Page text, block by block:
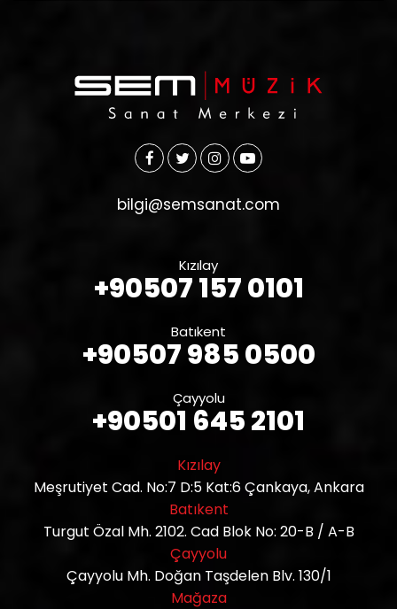
bilgi@semsanat.com
Kızılay
+90507 157 0101
Batıkent
+90507 985 0500
Çayyolu
+90501 645 2101
Kızılay
Meşrutiyet Cad. No:7 D:5 Kat:6 Çankaya, Ankara
Batıkent
Turgut Özal Mh. 2102. Cad Blok No: 20-B / A-B
Çayyolu
Çayyolu Mh. Doğan Taşdelen Blv. 130/1
Mağaza